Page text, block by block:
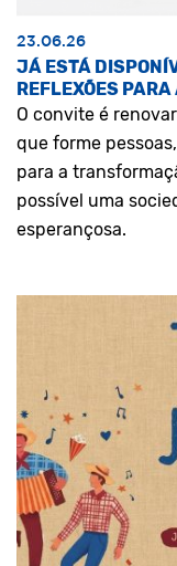
23.06.26
JÁ ESTÁ
REFLEXÕES
O convite é
que forme
para a
possível uma
esperançosa.